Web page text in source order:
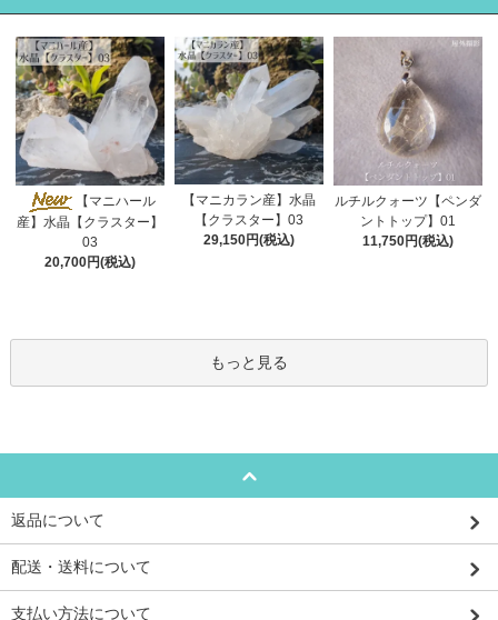
【マニハール
産】水晶【クラスター】
03
20,700円(税込)
【マニカラン産】水晶
【クラスター】03
29,150円(税込)
ルチルクォーツ【ペンダ
ントトップ】01
11,750円(税込)
もっと見る
返品について
配送・送料について
支払い方法について